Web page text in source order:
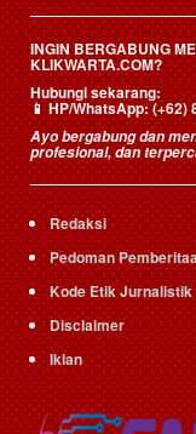
INGIN BERGABUNG
KLIKWARTA.COM?
Hubungi sekarang:
📱HP/WhatsApp:(+62)
Ayo bergabung dan
profesional, dan
Redaksi
Pedoman
Kode Etik Jurnalistik
Disclaimer
Iklan